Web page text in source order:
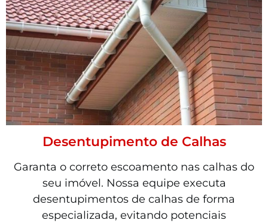
Desentupimento de Calhas
Garanta o correto escoamento nas calhas do
seu imóvel. Nossa equipe executa
desentupimentos de calhas de forma
especializada, evitando potenciais